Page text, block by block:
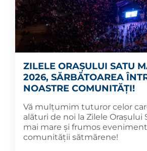
ZILELE ORAȘULUI SATU
2026, SĂRBĂTOAREA
NOASTRE COMUNITĂȚI!
Vă mulțumim tuturor celor
alături de noi la Zilele Orașului
mai mare și frumos eveniment
comunității sătmărene!